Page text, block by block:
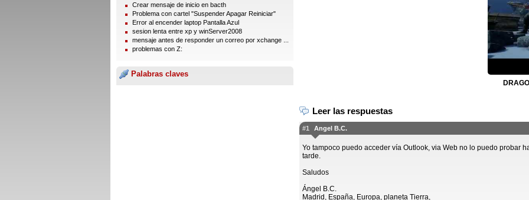
Crear mensaje de inicio en bacth
Problema con cartel "Suspender Apagar Reiniciar"
Error al encender laptop Pantalla Azul
sesion lenta entre xp y winServer2008
mensaje antes de responder un correo por xchange ...
problemas con Z:
Palabras claves
Leer las respuestas
#1 Angel B.C.
Yo tampoco puedo acceder vía Outlook, via Web no lo puedo probar
tarde.
Saludos
Ángel B.C.
Madrid, España, Europa, planeta Tierra,